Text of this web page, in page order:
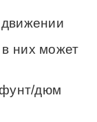
них может
дюм